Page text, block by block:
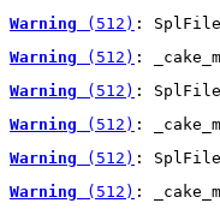
Warning (512) :
Warning (512) :
Warning (512) :
Warning (512) :
Warning (512) :
Warning (512) :